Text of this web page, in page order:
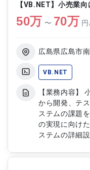
報告書の作成
【VB.NET】小売業
50万 〜 70万
広島県広島市
VB.NET
【業務内容】
から開発、テ
ステムの課題
の実現に向けた開発業
ステムの詳細
キュメントや